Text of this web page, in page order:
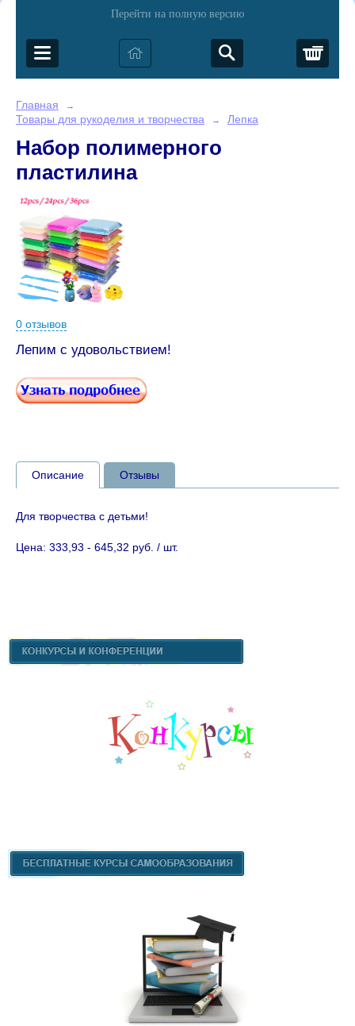
Перейти на полную версию
Главная →
Товары для рукоделия и творчества → Лепка
Набор полимерного
пластилина
0 отзывов
Лепим с удовольствием!
Описание Отзывы
Для творчества с детьми!
Цена: 333,93 - 645,32 руб. / шт.